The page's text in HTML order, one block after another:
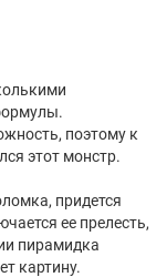
поэтому к
этот монстр.
придется
ее прелесть,
пирамидка
картину.